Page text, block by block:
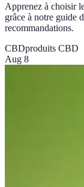
Apprenez à choisir
grâce à notre guide
recommandations.
CBDproduits CBD
Aug 8